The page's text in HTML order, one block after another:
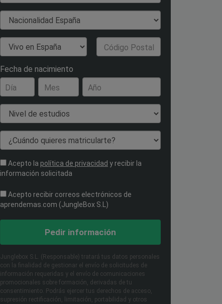
Nacionalidad
País de Residencia Código Postal
Fecha de nacimiento
Día
Mes Año
Nivel de estudios
¿Cuándo quieres matricularte?
Acepto la política de privacidad y recibir la
información solicitada
Acepto recibir correos electrónicos de
aprendemas.com (JungleBox S.L)
Pedir información
Junglebox S.L. (Responsable) tratará tus datos personales
con la finalidad de gestionar el envío de solicitudes de
información requeridas y el envío de comunicaciones
promocionales sobre formación, derivadas de tu
consentimiento. Podrás ejercer tus derechos de acceso,
supresión rectificación, limitación, portabilidad y otros